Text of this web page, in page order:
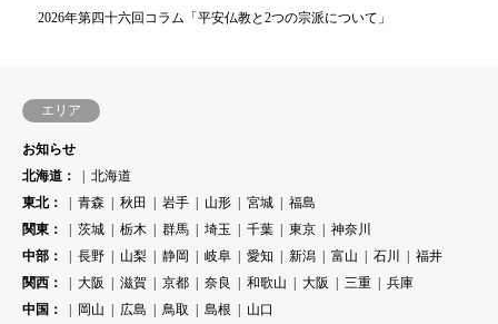
2026年第四十六回コラム「平安仏教と2つの宗派について」
エリア
お知らせ
北海道：
北海道
東北：
青森 秋田 岩手 山形 宮城
福島
関東：
茨城 栃木 群馬 埼玉 千葉 東京
神奈川
中部：
長野 山梨 静岡 岐阜 愛知 新潟 富山 石川
福井
関西：
大阪 滋賀 京都 奈良 和歌山 大阪 三重
兵庫
中国：
岡山 広島 鳥取 島根
山口